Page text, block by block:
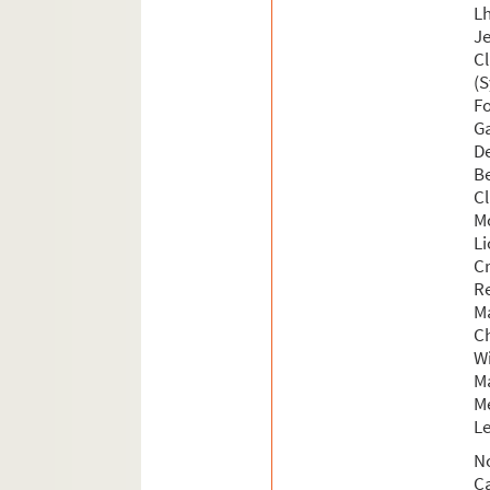
Déplacements en France : Grand-Est
Déplacements en France : Hauts-de-
Déplacements en France : Île-de-
Déplacements en France : Normandie
Déplacements en France : Nouvelle-
Déplacements en France : Occitanie
Déplacements en France : Pays de la
Déplacements en France :
Déplacements en France : Algérie
Déplacements en France :
FSC-001899. Déplacements en France :
FSC-001900. Déplacements en France :
Déplacements en France : La Réunion